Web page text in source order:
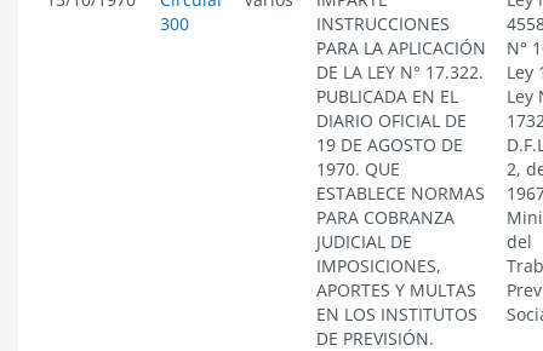
300
INSTRUCCIONES
PARA LA APLICACIÓN
DE LA LEY N° 17.322.
PUBLICADA EN EL
DIARIO OFICIAL DE
19 DE AGOSTO DE
1970. QUE
ESTABLECE NORMAS
PARA COBRANZA
JUDICIAL DE
IMPOSICIONES,
APORTES Y MULTAS
EN LOS INSTITUTOS
DE PREVISIÓN.
N°
Ley
Ley
2,
del